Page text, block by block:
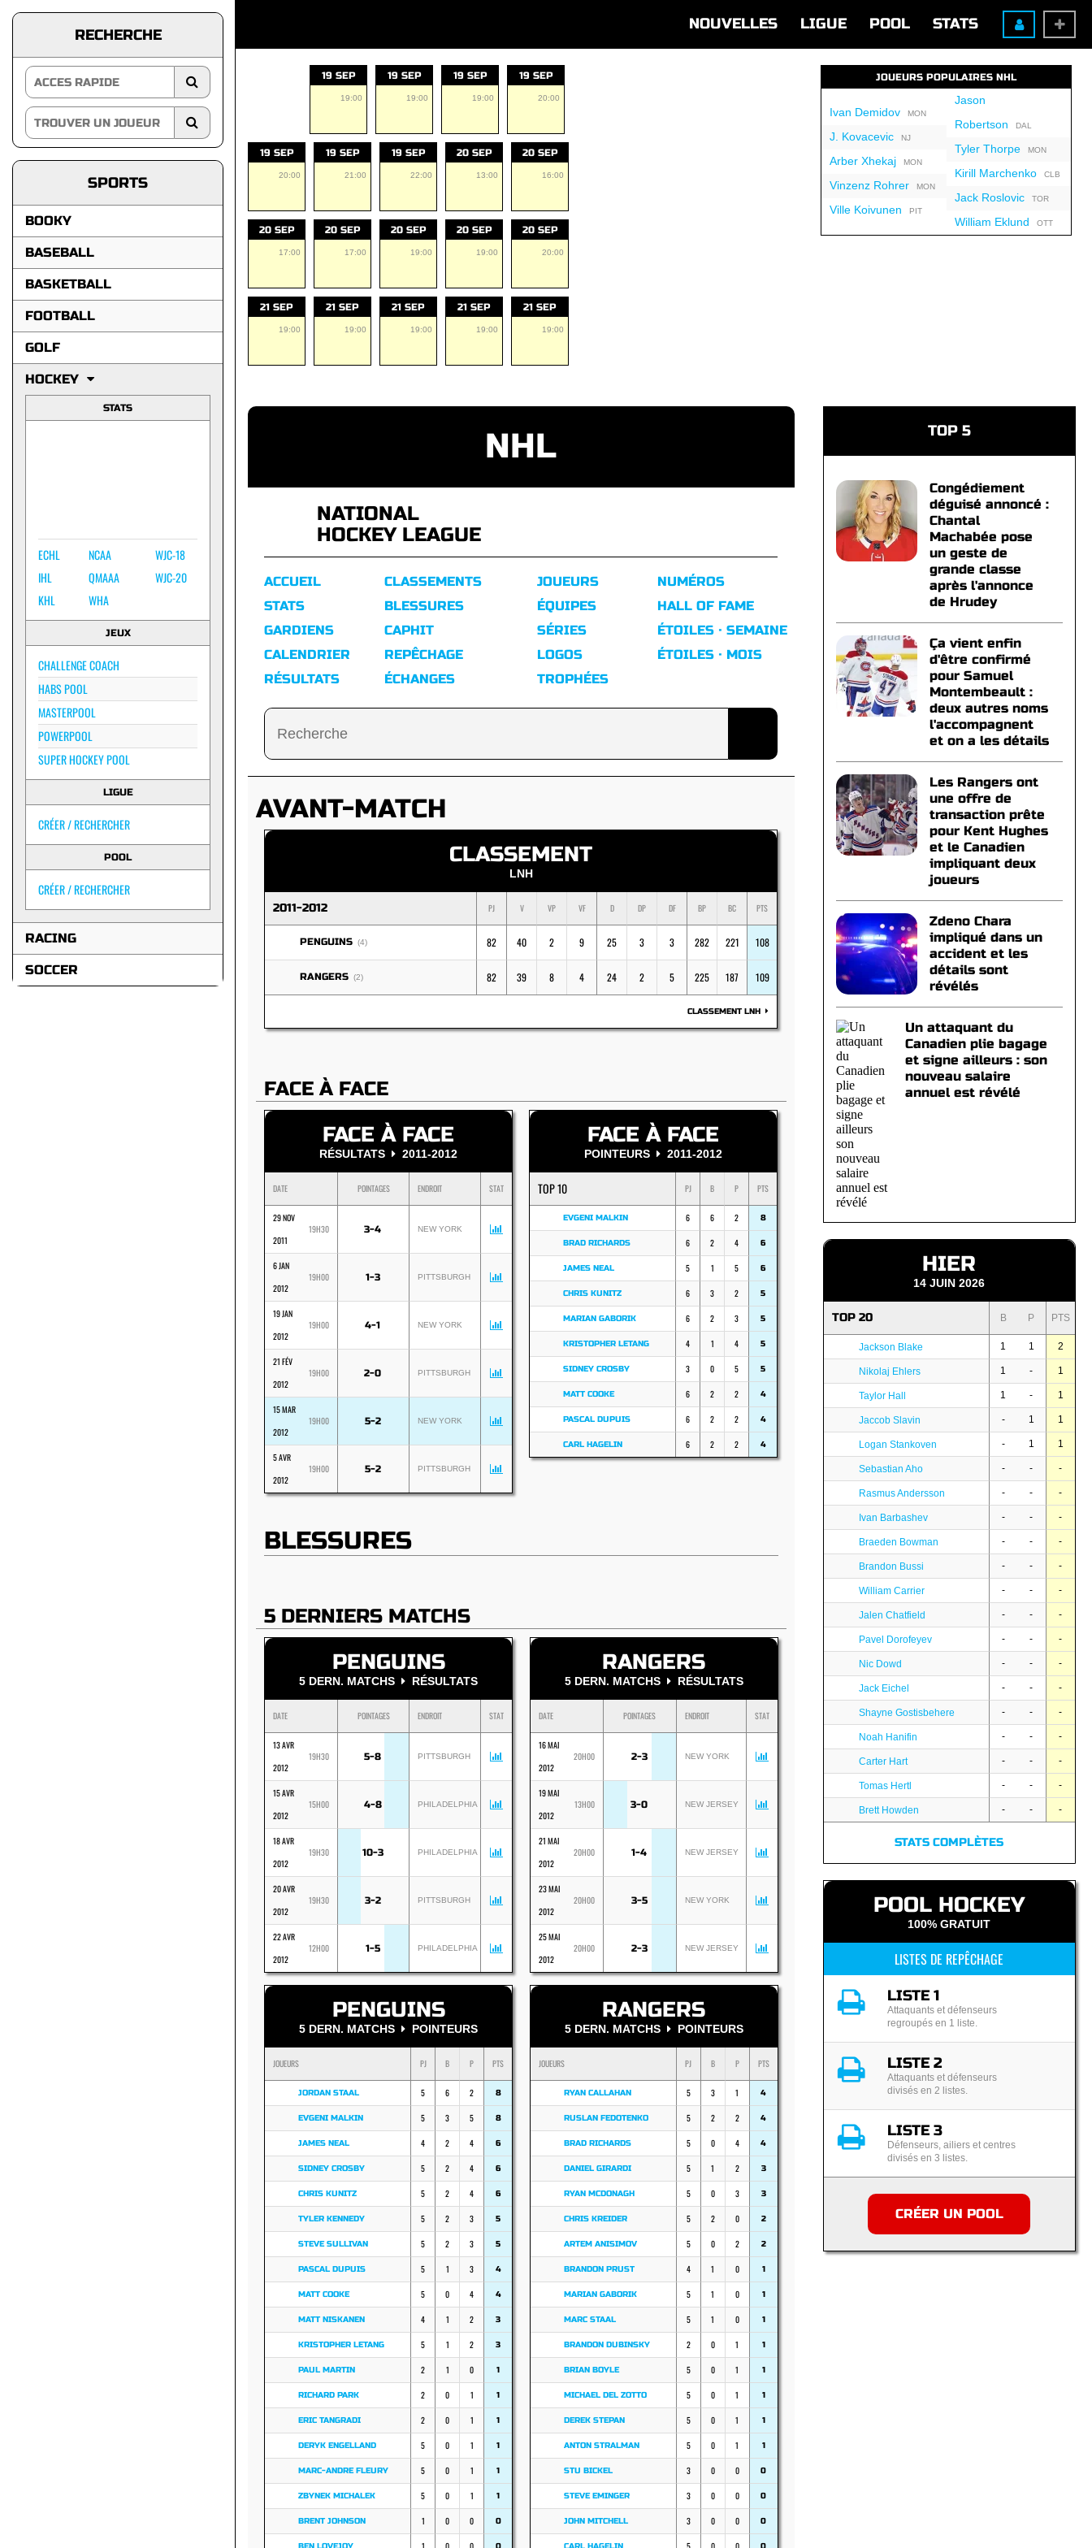
NOUVELLES LIGUE POOL STATS
RECHERCHE
SPORTS
BOOKY
BASEBALL
BASKETBALL
FOOTBALL
GOLF
HOCKEY
STATS
ECHL
IHL
KHL
NCAA
QMAAA
WHA
WJC-18
WJC-20
JEUX
CHALLENGE COACH
HABS POOL
MASTERPOOL
POWERPOOL
SUPER HOCKEY POOL
LIGUE
CRÉER / RECHERCHER
POOL
CRÉER / RECHERCHER
RACING
SOCCER
19 SEP
19:00
19 SEP
19:00
19 SEP
19:00
19 SEP
20:00
19 SEP
20:00
19 SEP
21:00
19 SEP
22:00
20 SEP
13:00
20 SEP
16:00
20 SEP
17:00
20 SEP
17:00
20 SEP
19:00
20 SEP
19:00
20 SEP
20:00
21 SEP
19:00
21 SEP
19:00
21 SEP
19:00
21 SEP
19:00
21 SEP
19:00
JOUEURS POPULAIRES NHL
Ivan DemidovMON
J. KovacevicNJ
Arber XhekajMON
Vinzenz RohrerMON
Ville Koivunen PIT
Jason
Robertson DAL
Tyler ThorpeMON
Kirill MarchenkoCLB
Jack RoslovicTOR
William Eklund OTT
NHL
NATIONAL
HOCKEY LEAGUE
ACCUEIL
STATS
GARDIENS
CALENDRIER
RÉSULTATS
CLASSEMENTS
BLESSURES
CAPHIT
REPÊCHAGE
ÉCHANGES
JOUEURS
ÉQUIPES
SÉRIES
LOGOS
TROPHÉES
NUMÉROS
HALL OF FAME
ÉTOILES · SEMAINE
ÉTOILES · MOIS
AVANT-MATCH
CLASSEMENT
LNH
2011-2012 PJ V VP VF D DP DF BP BC PTS
PENGUINS (4) 82 40 2 9 25 3 3 282 221 108
RANGERS (2) 82 39 8 4 24 2 5 225 187 109
CLASSEMENT LNH
FACE À FACE
FACE À FACE
RÉSULTATS 2011-2012
DATE POINTAGES ENDROIT STAT
29 NOV
2011
19H30 3-4 NEW YORK
6 JAN
2012
19H00 1-3 PITTSBURGH
19 JAN
2012
19H00 4-1 NEW YORK
21 FÉV
2012
19H00 2-0 PITTSBURGH
15 MAR
2012
19H00 5-2 NEW YORK
5 AVR
2012
19H00 5-2 PITTSBURGH
FACE À FACE
POINTEURS 2011-2012
TOP 10 PJ B P PTS
EVGENI MALKIN 6 6 2 8
BRAD RICHARDS 6 2 4 6
JAMES NEAL 5 1 5 6
CHRIS KUNITZ 6 3 2 5
MARIAN GABORIK 6 2 3 5
KRISTOPHER LETANG 4 1 4 5
SIDNEY CROSBY 3 0 5 5
MATT COOKE 6 2 2 4
PASCAL DUPUIS 6 2 2 4
CARL HAGELIN 6 2 2 4
BLESSURES
5 DERNIERS MATCHS
PENGUINS
5 DERN. MATCHS RÉSULTATS
DATE POINTAGES ENDROIT STAT
13 AVR
2012
19H30 5-8 PITTSBURGH
15 AVR
2012
15H00 4-8 PHILADELPHIA
18 AVR
2012
19H30 10-3 PHILADELPHIA
20 AVR
2012
19H30 3-2 PITTSBURGH
22 AVR
2012
12H00 1-5 PHILADELPHIA
PENGUINS
5 DERN. MATCHS POINTEURS
JOUEURS PJ B P PTS
JORDAN STAAL 5 6 2 8
EVGENI MALKIN 5 3 5 8
JAMES NEAL 4 2 4 6
SIDNEY CROSBY 5 2 4 6
CHRIS KUNITZ 5 2 4 6
TYLER KENNEDY 5 2 3 5
STEVE SULLIVAN 5 2 3 5
PASCAL DUPUIS 5 1 3 4
MATT COOKE 5 0 4 4
MATT NISKANEN 4 1 2 3
KRISTOPHER LETANG 5 1 2 3
PAUL MARTIN 2 1 0 1
RICHARD PARK 2 0 1 1
ERIC TANGRADI 2 0 1 1
DERYK ENGELLAND 5 0 1 1
MARC-ANDRE FLEURY 5 0 1 1
ZBYNEK MICHALEK 5 0 1 1
BRENT JOHNSON 1 0 0 0
RANGERS
5 DERN. MATCHS RÉSULTATS
DATE POINTAGES ENDROIT STAT
16 MAI
2012
20H00 2-3 NEW YORK
19 MAI
2012
13H00 3-0 NEW JERSEY
21 MAI
2012
20H00 1-4 NEW JERSEY
23 MAI
2012
20H00 3-5 NEW YORK
25 MAI
2012
20H00 2-3 NEW JERSEY
RANGERS
5 DERN. MATCHS POINTEURS
JOUEURS PJ B P PTS
RYAN CALLAHAN 5 3 1 4
RUSLAN FEDOTENKO 5 2 2 4
BRAD RICHARDS 5 0 4 4
DANIEL GIRARDI 5 1 2 3
RYAN MCDONAGH 5 0 3 3
CHRIS KREIDER 5 2 0 2
ARTEM ANISIMOV 5 0 2 2
BRANDON PRUST 4 1 0 1
MARIAN GABORIK 5 1 0 1
MARC STAAL 5 1 0 1
BRANDON DUBINSKY 2 0 1 1
BRIAN BOYLE 5 0 1 1
MICHAEL DEL ZOTTO 5 0 1 1
DEREK STEPAN 5 0 1 1
ANTON STRALMAN 5 0 1 1
STU BICKEL 3 0 0 0
STEVE EMINGER 3 0 0 0
JOHN MITCHELL 3 0 0 0
TOP 5
Congédiement
déguisé annoncé :
Chantal
Machabée pose
un geste de
grande classe
après l'annonce
de Hrudey
Ça vient enfin
d'être confirmé
pour Samuel
Montembeault :
deux autres noms
l'accompagnent
et on a les détails
Les Rangers ont
une offre de
transaction prête
pour Kent Hughes
et le Canadien
impliquant deux
joueurs
Zdeno Chara
impliqué dans un
accident et les
détails sont
révélés
Un attaquant du
Canadien plie bagage
et signe ailleurs : son
nouveau salaire
annuel est révélé
HIER
14 JUIN 2026
TOP 20 B P PTS
Jackson Blake 1 1 2
Nikolaj Ehlers 1 - 1
Taylor Hall 1 - 1
Jaccob Slavin - 1 1
Logan Stankoven - 1 1
Sebastian Aho - - -
Rasmus Andersson - - -
Ivan Barbashev - - -
Braeden Bowman - - -
Brandon Bussi - - -
William Carrier - - -
Jalen Chatfield - - -
Pavel Dorofeyev - - -
Nic Dowd - - -
Jack Eichel - - -
Shayne Gostisbehere - - -
Noah Hanifin - - -
Carter Hart - - -
Tomas Hertl - - -
Brett Howden - - -
STATS COMPLÈTES
POOL HOCKEY
100% GRATUIT
LISTES DE REPÊCHAGE
LISTE 1
Attaquants et défenseurs
regroupés en 1 liste.
LISTE 2
Attaquants et défenseurs
divisés en 2 listes.
LISTE 3
Défenseurs, ailiers et centres
divisés en 3 listes.
CRÉER UN POOL